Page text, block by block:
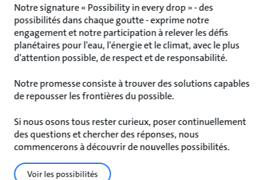
Notre signature « Possibility in every drop » - des
possibilités dans chaque goutte - exprime notre
engagement et notre participation à relever les défis
planétaires pour l'eau, l'énergie et le climat, avec le plus
d'attention possible, de respect et de responsabilité.
Notre promesse consiste à trouver des solutions capables
de repousser les frontières du possible.
Si nous osons tous rester curieux, poser continuellement
des questions et chercher des réponses, nous
commencerons à découvrir de nouvelles possibilités.
Voir les possibilités